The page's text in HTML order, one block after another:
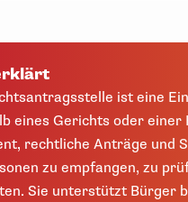
ist eine
eines Gerichts oder einer
rechtliche Anträge und
zu empfangen, zu
Sie unterstützt Bürger